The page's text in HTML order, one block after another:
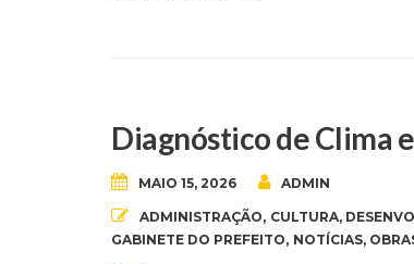
Diagnóstico de Clima
MAIO 15, 2026 ADMIN
ADMINISTRAÇÃO, CULTURA,
GABINETE DO PREFEITO, NOTÍCIAS,